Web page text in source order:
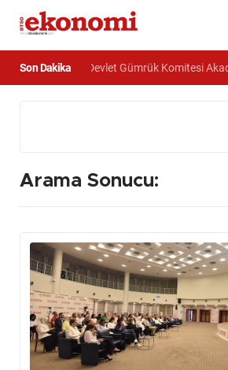
Son Dakika
Azerbaycan Devlet Gümrük Komitesi
Arama Sonucu: